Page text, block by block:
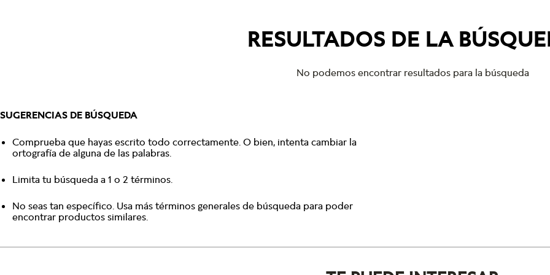
RESULTADOS DE LA
No podemos encontrar resultados para la búsqueda
SUGERENCIAS DE BÚSQUEDA
Comprueba que hayas escrito todo correctamente. O bien, intenta cambiar la
ortografía de alguna de las palabras.
Limita tu búsqueda a 1 o 2 términos.
No seas tan específico. Usa más términos generales de búsqueda para poder
encontrar productos similares.